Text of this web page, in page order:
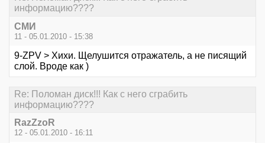
информацию????
СМИ
11 - 05.01.2010 - 15:38
9-ZPV > Хихи. Щелушится отражатель, а не писящий
слой. Вроде как )
Re: Поломан диск!!! Как с него сграбить
информацию????
RazZzoR
12 - 05.01.2010 - 16:11